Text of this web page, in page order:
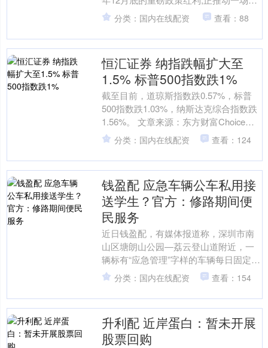
从“住有所居”到“住有宜居”的居住革命在
山东乃至....
分类：国内在线配资 查看：88
恒汇证券 纳指跌幅扩大至
1.5% 标普500指数跌1%
截至目前，道琼斯指数跌0.57%，标普
500指数跌1.03%，纳斯达克综合指数跌
1.56%。 文章来源：东方财富Choice数
据 责任编辑：27 郑重声明：东方....
分类：国内在线配资 查看：124
钱盈配 应急车辆公车私用接
送学生？官方：修路期间便
民服务
近日钱盈配，有媒体报道称，深圳市南
山区塘朗山公园—荔云登山道附近，一
辆标有“应急管理”字样的车辆每日固定时
段接送学生上学，引发网友关注。 对
此，南山区桃源街道办....
分类：国内在线配资 查看：154
升利配 近岸蛋白：暂未开展
股票回购